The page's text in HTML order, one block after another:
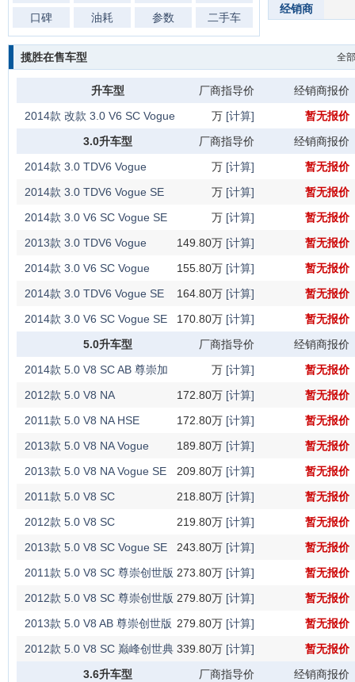
口碑
油耗 参数 二手车
经销商
全
揽胜在售车型
升车型 厂商指导价
经销商报价
2014款 改款 3.0 V6 SC Vogue
万 [计算]
暂无报价
3.0升车型
厂商指导价
经销商报价
2014款 3.0 TDV6 Vogue
万 [计算]
暂无报价
2014款 3.0 TDV6 Vogue SE
创世加长版
万 [计算]
暂无报价
2014款 3.0 V6 SC Vogue SE
创世加长版
万 [计算]
暂无报价
2013款 3.0 TDV6 Vogue
149.80万 [计算]
暂无报价
2014款 3.0 V6 SC Vogue
155.80万 [计算]
暂无报价
2014款 3.0 TDV6 Vogue SE
164.80万 [计算]
暂无报价
2014款 3.0 V6 SC Vogue SE
170.80万 [计算]
暂无报价
5.0升车型
厂商指导价
经销商报价
2014款 5.0 V8 SC AB 尊崇加
长版
万 [计算]
暂无报价
2012款 5.0 V8 NA
172.80万 [计算]
暂无报价
2011款 5.0 V8 NA HSE
172.80万 [计算]
暂无报价
2013款 5.0 V8 NA Vogue
189.80万 [计算]
暂无报价
2013款 5.0 V8 NA Vogue SE
209.80万 [计算]
暂无报价
2011款 5.0 V8 SC
218.80万 [计算]
暂无报价
2012款 5.0 V8 SC
219.80万 [计算]
暂无报价
2013款 5.0 V8 SC Vogue SE
243.80万 [计算]
暂无报价
2011款 5.0 V8 SC 尊崇创世版 273.80万 [计算]
暂无报价
2012款 5.0 V8 SC 尊崇创世版 279.80万 [计算]
暂无报价
2013款 5.0 V8 AB 尊崇创世版 279.80万 [计算]
暂无报价
2012款 5.0 V8 SC 巅峰创世典 339.80万 [计算]
暂无报价
3.6升车型
厂商指导价
经销商报价